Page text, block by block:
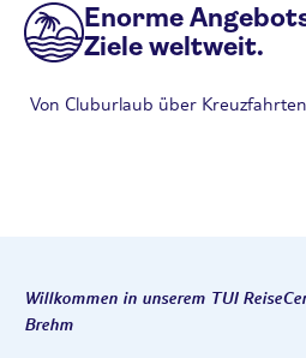
Enorme
Ziele weltweit.
Von Cluburlaub über
Willkommen in unserem TUI
Brehm